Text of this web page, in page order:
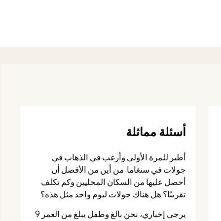
أسئلة مماثلة
أطير للمرة الأولى وأرغب في الذهاب في
جولات في سنغاما. من أين من الأفضل أن
أحصل عليها من السكان المحليين وكم تكلف
تقريبًا؟ هل هناك جولات ليوم واحد مثل هذه؟
يرجى إخباري، نحن بالغ وطفل يبلغ من العمر 9